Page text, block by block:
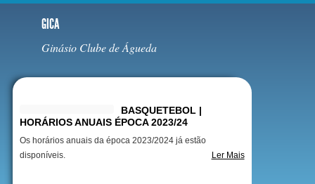
GICA
Ginásio Clube de Águeda
BASQUETEBOL |
HORÁRIOS ANUAIS ÉPOCA 2023/24
Os horários anuais da época 2023/2024 já estão
disponíveis.
Ler Mais